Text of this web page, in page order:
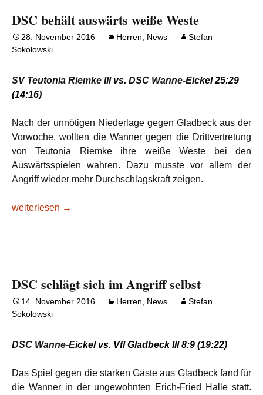
DSC behält auswärts weiße Weste
28. November 2016 Herren News
Stefan
Sokolowski
SV Teutonia Riemke III vs. DSC Wanne-Eickel 25:29
(14:16)
Nach der unnötigen Niederlage gegen Gladbeck aus der
Vorwoche, wollten die Wanner gegen die Drittvertretung
von Teutonia Riemke ihre weiße Weste bei den
Auswärtsspielen wahren. Dazu musste vor allem der
Angriff wieder mehr Durchschlagskraft zeigen.
DSC behält auswärts weiße Weste
weiterlesen →
DSC schlägt sich im Angriff selbst
14. November 2016 Herren News
Stefan
Sokolowski
DSC Wanne-Eickel vs. Vfl Gladbeck III 8:9 (19:22)
Das Spiel gegen die starken Gäste aus Gladbeck fand für
die Wanner in der ungewohnten Erich-Fried Halle statt.